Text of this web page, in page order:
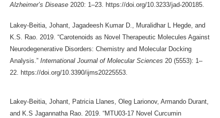
Alzheimer’s Disease 2020: 1–23. https://doi.org/10.3233/jad-200185.
Lakey-Beitia, Johant, Jagadeesh Kumar D., Muralidhar L Hegde, and
K.S. Rao. 2019. “Carotenoids as Novel Therapeutic Molecules Against
Neurodegenerative Disorders: Chemistry and Molecular Docking
Analysis.” International Journal of Molecular Sciences 20 (5553): 1–
22. https://doi.org/10.3390/ijms20225553.
Lakey-Beitia, Johant, Patricia Llanes, Oleg Larionov, Armando Durant,
and K.S Jagannatha Rao. 2019. “MTU03-17 Novel Curcumin